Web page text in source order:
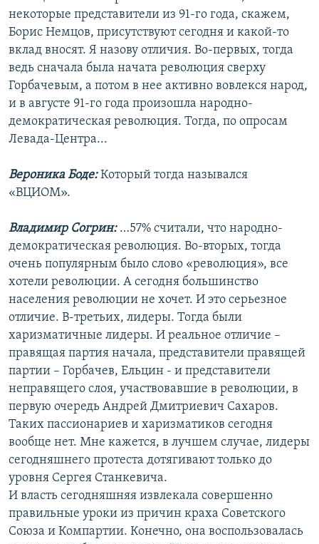
некоторые представители из 91-го года, скажем,
Борис Немцов, присутствуют сегодня и какой-то
вклад вносят. Я назову отличия. Во-первых, тогда
ведь сначала была начата революция сверху
Горбачевым, а потом в нее активно вовлекся народ,
и в августе 91-го года произошла народно-
демократическая революция. Тогда, по опросам
Левада-Центра...
Вероника Боде:Который тогда назывался
«ВЦИОМ».
Владимир Согрин:…57% считали, что народно-
демократическая революция. Во-вторых, тогда
очень популярным было слово «революция», все
хотели революции. А сегодня большинство
населения революции не хочет. И это серьезное
отличие. В-третьих, лидеры. Тогда были
харизматичные лидеры. И реальное отличие –
правящая партия начала, представители правящей
партии – Горбачев, Ельцин - и представители
неправящего слоя, участвовавшие в революции, в
первую очередь Андрей Дмитриевич Сахаров.
Таких пассионариев и харизматиков сегодня
вообще нет. Мне кажется, в лучшем случае, лидеры
сегодняшнего протеста дотягивают только до
уровня Сергея Станкевича.
И власть сегодняшняя извлекала совершенно
правильные уроки из причин краха Советского
Союза и Компартии. Конечно, она воспользовалась